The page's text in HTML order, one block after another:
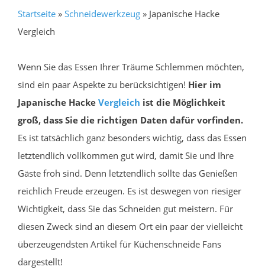
Startseite » Schneidewerkzeug » Japanische Hacke
Vergleich
Wenn Sie das Essen Ihrer Träume Schlemmen möchten,
sind ein paar Aspekte zu berücksichtigen! Hier im
Japanische Hacke Vergleich ist die Möglichkeit
groß, dass Sie die richtigen Daten dafür vorfinden.
Es ist tatsächlich ganz besonders wichtig, dass das Essen
letztendlich vollkommen gut wird, damit Sie und Ihre
Gäste froh sind. Denn letztendlich sollte das Genießen
reichlich Freude erzeugen. Es ist deswegen von riesiger
Wichtigkeit, dass Sie das Schneiden gut meistern. Für
diesen Zweck sind an diesem Ort ein paar der vielleicht
überzeugendsten Artikel für Küchenschneide Fans
dargestellt!